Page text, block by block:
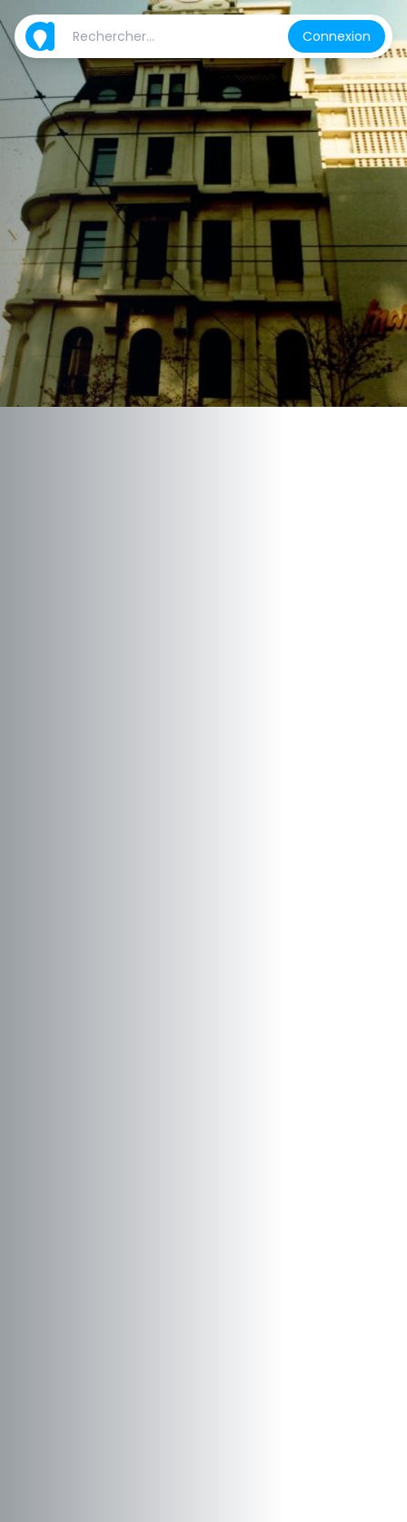
Connexion